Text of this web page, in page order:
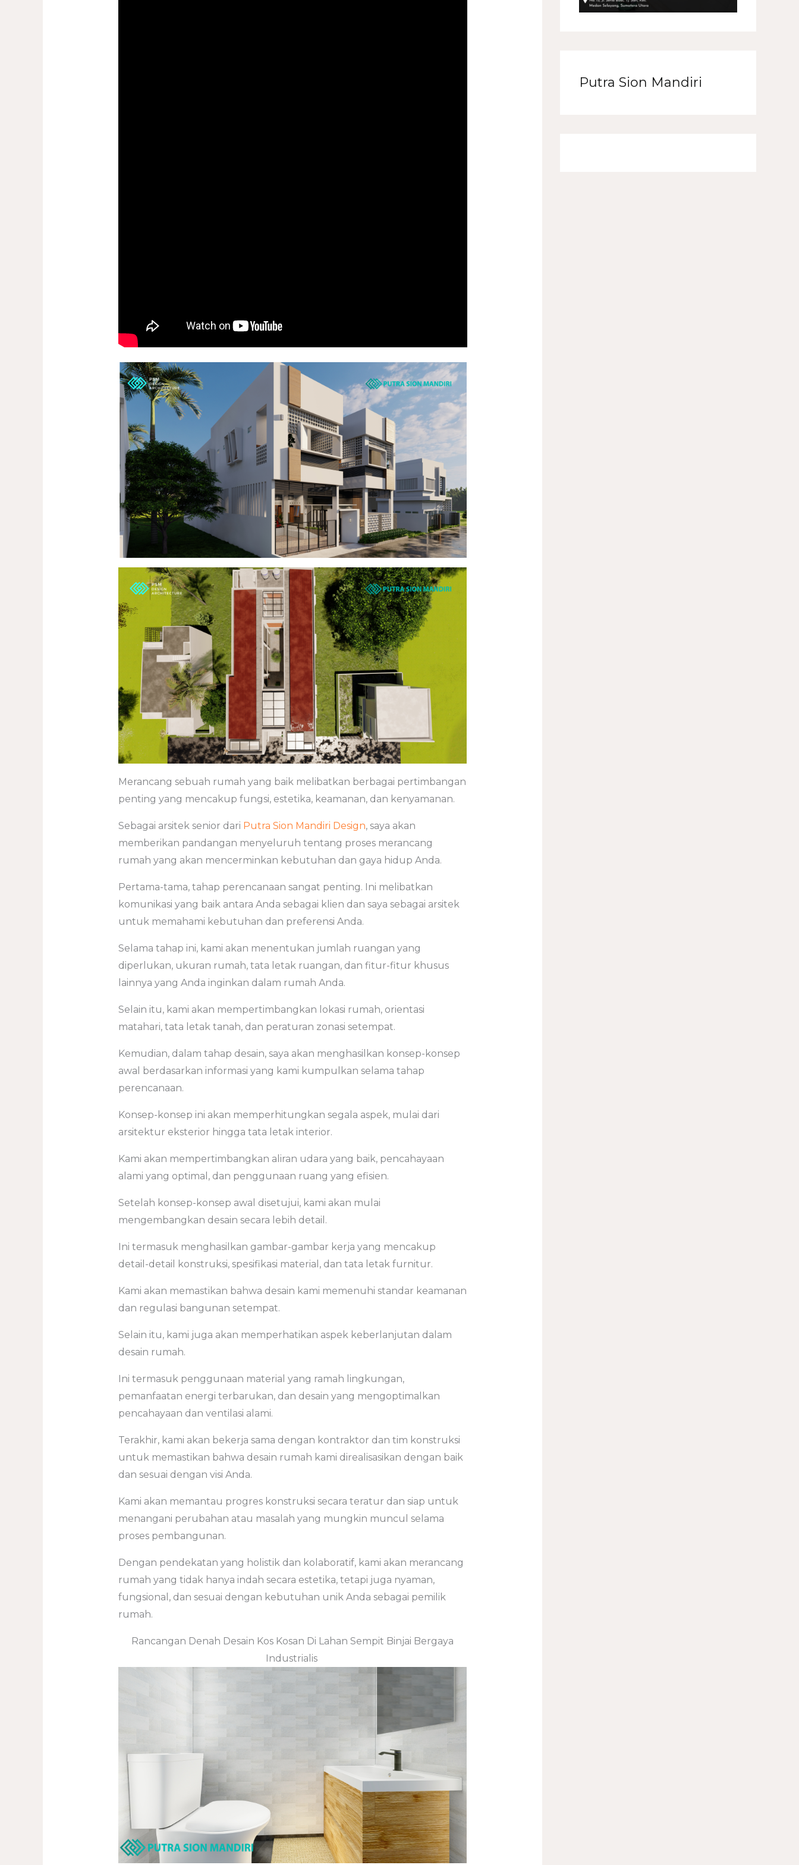
Merancang sebuah rumah yang baik melibatkan berbagai pertimbangan
penting yang mencakup fungsi, estetika, keamanan, dan kenyamanan.
Sebagai arsitek senior dari Putra Sion Mandiri Design, saya akan
memberikan pandangan menyeluruh tentang proses merancang
rumah yang akan mencerminkan kebutuhan dan gaya hidup Anda.
Pertama-tama, tahap perencanaan sangat penting. Ini melibatkan
komunikasi yang baik antara Anda sebagai klien dan saya sebagai arsitek
untuk memahami kebutuhan dan preferensi Anda.
Selama tahap ini, kami akan menentukan jumlah ruangan yang
diperlukan, ukuran rumah, tata letak ruangan, dan fitur-fitur khusus
lainnya yang Anda inginkan dalam rumah Anda.
Selain itu, kami akan mempertimbangkan lokasi rumah, orientasi
matahari, tata letak tanah, dan peraturan zonasi setempat.
Kemudian, dalam tahap desain, saya akan menghasilkan konsep-konsep
awal berdasarkan informasi yang kami kumpulkan selama tahap
perencanaan.
Konsep-konsep ini akan memperhitungkan segala aspek, mulai dari
arsitektur eksterior hingga tata letak interior.
Kami akan mempertimbangkan aliran udara yang baik, pencahayaan
alami yang optimal, dan penggunaan ruang yang efisien.
Setelah konsep-konsep awal disetujui, kami akan mulai
mengembangkan desain secara lebih detail.
Ini termasuk menghasilkan gambar-gambar kerja yang mencakup
detail-detail konstruksi, spesifikasi material, dan tata letak furnitur.
Kami akan memastikan bahwa desain kami memenuhi standar keamanan
dan regulasi bangunan setempat.
Selain itu, kami juga akan memperhatikan aspek keberlanjutan dalam
desain rumah.
Ini termasuk penggunaan material yang ramah lingkungan,
pemanfaatan energi terbarukan, dan desain yang mengoptimalkan
pencahayaan dan ventilasi alami.
Terakhir, kami akan bekerja sama dengan kontraktor dan tim konstruksi
untuk memastikan bahwa desain rumah kami direalisasikan dengan baik
dan sesuai dengan visi Anda.
Kami akan memantau progres konstruksi secara teratur dan siap untuk
menangani perubahan atau masalah yang mungkin muncul selama
proses pembangunan.
Dengan pendekatan yang holistik dan kolaboratif, kami akan merancang
rumah yang tidak hanya indah secara estetika, tetapi juga nyaman,
fungsional, dan sesuai dengan kebutuhan unik Anda sebagai pemilik
rumah.
Rancangan Denah Desain Kos Kosan Di Lahan Sempit Binjai Bergaya
Industrialis
Putra Sion Mandiri